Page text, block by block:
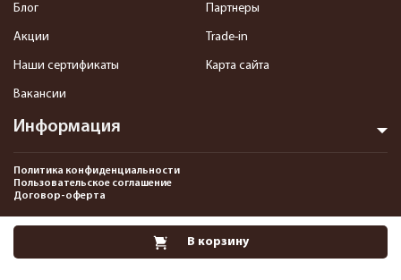
В корзину
Информация
Блог
Акции
Наши сертификаты
Вакансии
Партнеры
Trade-in
Карта сайта
Политика конфиденциальности
Пользовательское соглашение
Договор-оферта
2013-2026 Интернет-магазин пневматики, страйкбола и снаряжения–
Pnevmat24.ru. Все права защищены.©